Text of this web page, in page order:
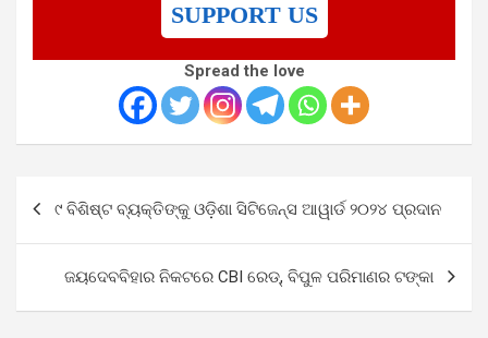
SUPPORT US
Spread the love
navigation
୯ ବିଶିଷ୍ଟ ବ୍ୟକ୍ତିଙ୍କୁ ଓଡ଼ିଶା ସିଟିଜେନ୍‌ସ ଆୱାର୍ଡ ୨୦୨୪ ପ୍ରଦାନ
ଜୟଦେବବିହାର ନିକଟରେ CBI ରେଡ୍, ବିପୁଳ ପରିମାଣର ଟଙ୍କା